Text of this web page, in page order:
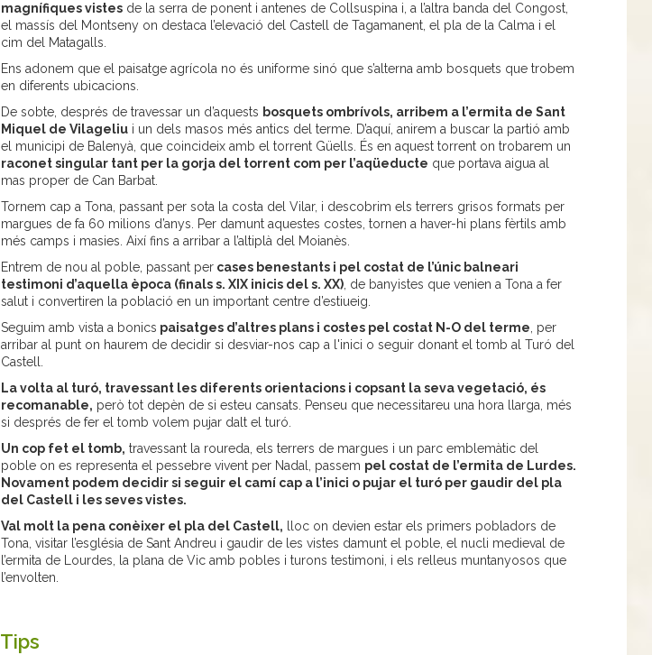
magnífiques vistesde la serra de ponent i antenes de Collsuspina i, a l’altra banda del Congost,
el massís del Montseny on destaca l’elevació del Castell de Tagamanent, el pla de la Calma i el
cim del Matagalls.
Ens adonem que el paisatge agrícola no és uniforme sinó que s’alterna amb bosquets que trobem
en diferents ubicacions.
De sobte, després de travessar un d’aquests bosquets ombrívols, arribem a l’ermita de Sant
Miquel de Vilageliui un dels masos més antics del terme. D’aquí, anirem a buscar la partió amb
el municipi de Balenyà, que coincideix amb el torrent Güells. És en aquest torrent on trobarem un
raconet singular tant per la gorja del torrent com per l’aqüeducte que portava aigua al
mas proper de Can Barbat.
Tornem cap a Tona, passant per sota la costa del Vilar, i descobrim els terrers grisos formats per
margues de fa 60 milions d’anys. Per damunt aquestes costes, tornen a haver-hi plans fèrtils amb
més camps i masies. Així fins a arribar a l’altiplà del Moianès.
Entrem de nou al poble, passant percases benestants i pel costat de l’únic balneari
testimoni d’aquella època (finals s. XIX inicis del s. XX), de banyistes que venien a Tona a fer
salut i convertiren la població en un important centre d’estiueig.
Seguim amb vista a bonics paisatges d’altres plans i costes pel costat N-O del terme, per
arribar al punt on haurem de decidir si desviar-nos cap a l'inici o seguir donant el tomb al Turó del
Castell.
La volta al turó, travessant les diferents orientacions i copsant la seva vegetació, és
recomanable, però tot depèn de si esteu cansats. Penseu que necessitareu una hora llarga, més
si després de fer el tomb volem pujar dalt el turó.
Un cop fet el tomb, travessant la roureda, els terrers de margues i un parc emblemàtic del
poble on es representa el pessebre vivent per Nadal, passem pel costat de l’ermita de Lurdes.
Novament podem decidir si seguir el camí cap a l’inici o pujar el turó per gaudir del pla
del Castell i les seves vistes.
Val molt la pena conèixer el pla del Castell, lloc on devien estar els primers pobladors de
Tona, visitar l’església de Sant Andreu i gaudir de les vistes damunt el poble, el nucli medieval de
l’ermita de Lourdes, la plana de Vic amb pobles i turons testimoni, i els relleus muntanyosos que
l’envolten.
Tips